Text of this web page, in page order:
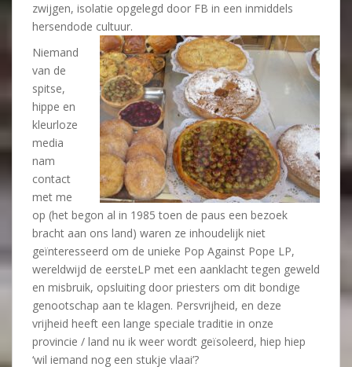
zwijgen, isolatie opgelegd door FB in een inmiddels
hersendode cultuur.
Niemand
van de
spitse,
hippe en
kleurloze
media
nam
contact
met me
op (het begon al in 1985 toen de paus een bezoek
bracht aan ons land) waren ze inhoudelijk niet
geïnteresseerd om de unieke Pop Against Pope LP,
wereldwijd de eersteLP met een aanklacht tegen geweld
en misbruik, opsluiting door priesters om dit bondige
genootschap aan te klagen. Persvrijheid, en deze
vrijheid heeft een lange speciale traditie in onze
provincie / land nu ik weer wordt geïsoleerd, hiep hiep
‘wil iemand nog een stukje vlaai’?